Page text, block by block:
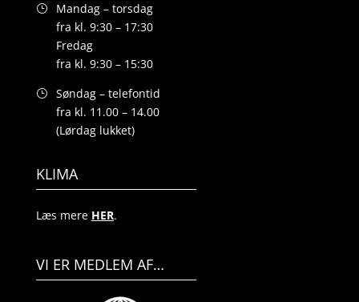
Mandag – torsdag
fra kl. 9:30 – 17:30
Fredag
fra kl. 9:30 – 15:30
Søndag – telefontid
fra kl. 11.00 – 14.00
(Lørdag lukket)
KLIMA
Læs mere HER.
VI ER MEDLEM AF…